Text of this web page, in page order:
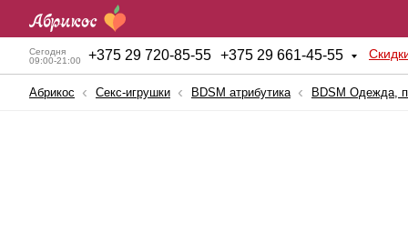
Сегодня
09:00-21:00
+375 29 720-85-55 +375 29 661-45-55
Абрикос Секс-игрушки BDSM атрибутика BDSM Одежда,